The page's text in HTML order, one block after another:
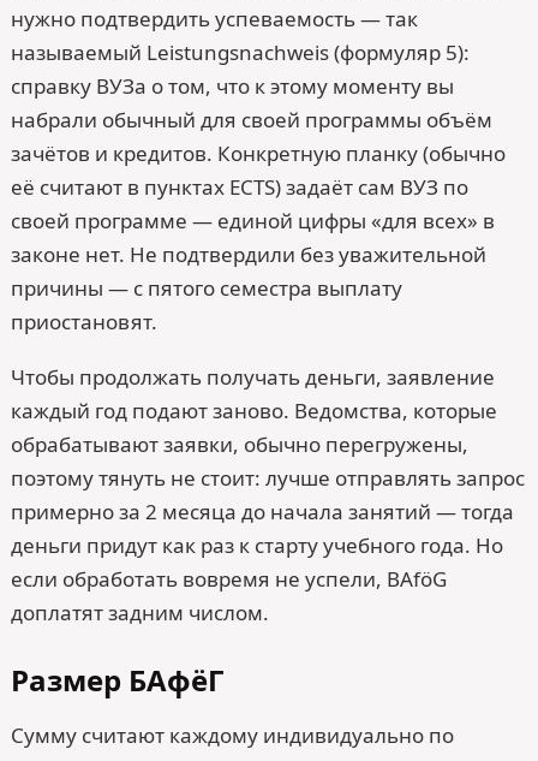
нужно подтвердить успеваемость — так
называемый Leistungsnachweis (формуляр 5):
справку ВУЗа о том, что к этому моменту вы
набрали обычный для своей программы объём
зачётов и кредитов. Конкретную планку (обычно
её считают в пунктах ECTS) задаёт сам ВУЗ по
своей программе — единой цифры «для всех» в
законе нет. Не подтвердили без уважительной
причины — с пятого семестра выплату
приостановят.
Чтобы продолжать получать деньги, заявление
каждый год подают заново. Ведомства, которые
обрабатывают заявки, обычно перегружены,
поэтому тянуть не стоит: лучше отправлять запрос
примерно за 2 месяца до начала занятий — тогда
деньги придут как раз к старту учебного года. Но
если обработать вовремя не успели, BAföG
доплатят задним числом.
Размер БАфёГ
Сумму считают каждому индивидуально по